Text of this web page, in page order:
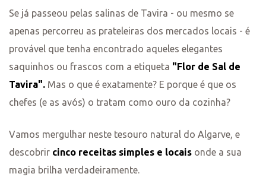
Se já passeou pelas salinas de Tavira - ou mesmo se
apenas percorreu as prateleiras dos mercados locais - é
provável que tenha encontrado aqueles elegantes
saquinhos ou frascos com a etiqueta "Flor de Sal de
Tavira". Mas o que é exatamente? E porque é que os
chefes (e as avós) o tratam como ouro da cozinha?
Vamos mergulhar neste tesouro natural do Algarve, e
descobrir cinco receitas simples e locais onde a sua
magia brilha verdadeiramente.